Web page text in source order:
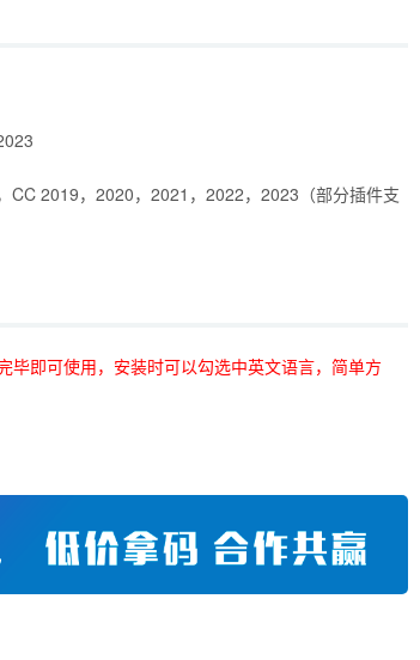
2019，2020，2021，2022，2023（部分插件支
毕即可使用，安装时可以勾选中英文语言，简单方